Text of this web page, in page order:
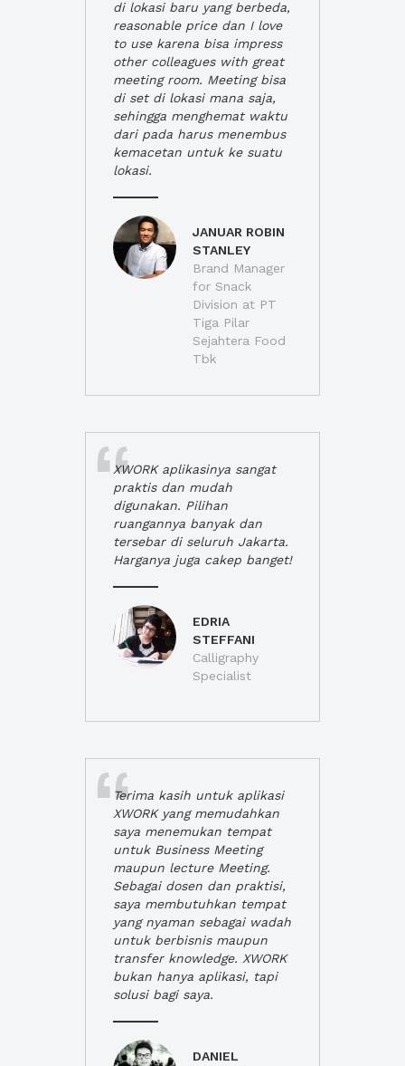
di lokasi baru yang berbeda,
reasonable price dan I love
to use karena bisa impress
other colleagues with great
meeting room. Meeting bisa
di set di lokasi mana saja,
sehingga menghemat waktu
dari pada harus menembus
kemacetan untuk ke suatu
lokasi.
JANUAR ROBIN
STANLEY
Brand Manager
for Snack
Division at PT
Tiga Pilar
Sejahtera Food
Tbk
XWORK aplikasinya sangat
praktis dan mudah
digunakan. Pilihan
ruangannya banyak dan
tersebar di seluruh Jakarta.
Harganya juga cakep banget!
EDRIA
STEFFANI
Calligraphy
Specialist
Terima kasih untuk aplikasi
XWORK yang memudahkan
saya menemukan tempat
untuk Business Meeting
maupun lecture Meeting.
Sebagai dosen dan praktisi,
saya membutuhkan tempat
yang nyaman sebagai wadah
untuk berbisnis maupun
transfer knowledge. XWORK
bukan hanya aplikasi, tapi
solusi bagi saya.
DANIEL